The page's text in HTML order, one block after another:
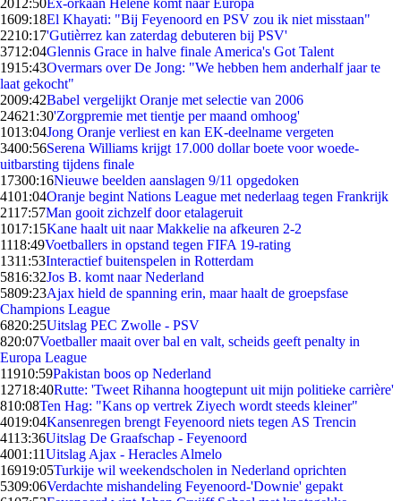
2012:50Ex-orkaan Helene komt naar Europa
1609:18El Khayati: "Bij Feyenoord en PSV zou ik niet misstaan"
2210:17'Gutièrrez kan zaterdag debuteren bij PSV'
3712:04Glennis Grace in halve finale America's Got Talent
1915:43Overmars over De Jong: "We hebben hem anderhalf jaar te
laat gekocht"
2009:42Babel vergelijkt Oranje met selectie van 2006
24621:30'Zorgpremie met tientje per maand omhoog'
1013:04Jong Oranje verliest en kan EK-deelname vergeten
3400:56Serena Williams krijgt 17.000 dollar boete voor woede-
uitbarsting tijdens finale
17300:16Nieuwe beelden aanslagen 9/11 opgedoken
4101:04Oranje begint Nations League met nederlaag tegen Frankrijk
2117:57Man gooit zichzelf door etalageruit
1017:15Kane haalt uit naar Makkelie na afkeuren 2-2
1118:49Voetballers in opstand tegen FIFA 19-rating
1311:53Interactief buitenspelen in Rotterdam
5816:32Jos B. komt naar Nederland
5809:23Ajax hield de spanning erin, maar haalt de groepsfase
Champions League
6820:25Uitslag PEC Zwolle - PSV
820:07Voetballer maait over bal en valt, scheids geeft penalty in
Europa League
11910:59Pakistan boos op Nederland
12718:40Rutte: 'Tweet Rihanna hoogtepunt uit mijn politieke carrière'
810:08Ten Hag: "Kans op vertrek Ziyech wordt steeds kleiner"
4019:04Kansenregen brengt Feyenoord niets tegen AS Trencin
4113:36Uitslag De Graafschap - Feyenoord
4001:11Uitslag Ajax - Heracles Almelo
16919:05Turkije wil weekendscholen in Nederland oprichten
5309:06Verdachte mishandeling Feyenoord-'Downie' gepakt